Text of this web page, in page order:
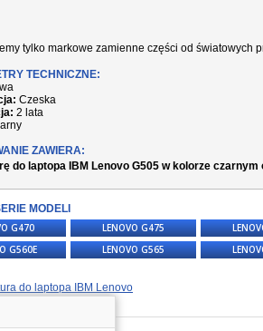
tylko markowe zamienne części od światowych
TECHNICZNE:
Czeska
2 lata
ZAWIERA:
do laptopa IBM Lenovo G505 w kolorze
MODELI
G470
LENOVO G475
G560E
LENOVO G565
do laptopa IBM Lenovo